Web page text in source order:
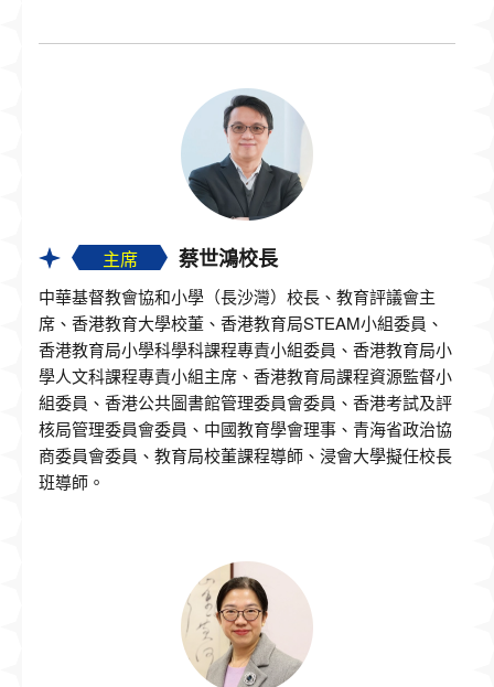
主席 蔡世鴻校長
中華基督教會協和小學（長沙灣）校長、教育評議會主
席、香港教育大學校董、香港教育局STEAM小組委員、
香港教育局小學科學科課程專責小組委員、香港教育局小
學人文科課程專責小組主席、香港教育局課程資源監督小
組委員、香港公共圖書館管理委員會委員、香港考試及評
核局管理委員會委員、中國教育學會理事、青海省政治協
商委員會委員、教育局校董課程導師、浸會大學擬任校長
班導師。